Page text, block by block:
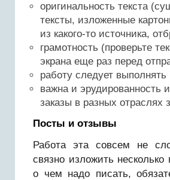
оригинальность текста
тексты, изложенные
из какого-то источника,
грамотность (проверьте
экрана еще раз перед
работу следует
важна и эрудированность
заказы в разных отраслях
Посты и отзывы
Работа эта совсем не
связно изложить
о чем надо писать,